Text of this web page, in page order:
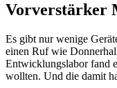
Vorverstärker
Es gibt nur wenige
einen Ruf wie
Entwicklungslabor fand
wollten. Und die damit